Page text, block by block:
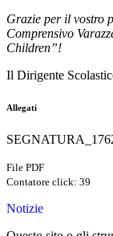
Grazie per il vostro
Comprensivo
Children”!
Il Dirigente
Allegati
File PDF
Contatore click: 39
Notizie